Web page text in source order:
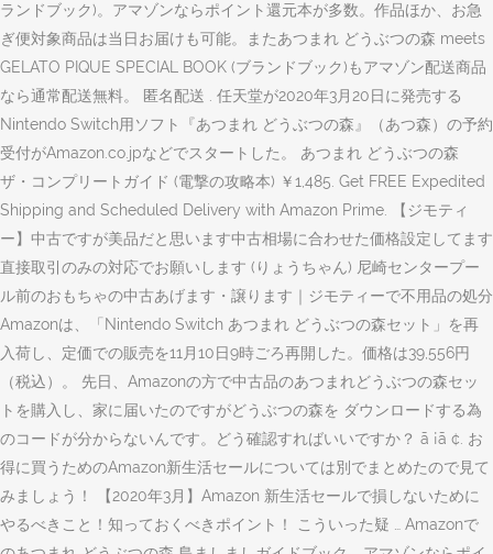
ランドブック)。アマゾンならポイント還元本が多数。作品ほか、お急
ぎ便対象商品は当日お届けも可能。またあつまれ どうぶつの森 meets
GELATO PIQUE SPECIAL BOOK (ブランドブック)もアマゾン配送商品
なら通常配送無料。 匿名配送 . 任天堂が2020年3月20日に発売する
Nintendo Switch用ソフト『あつまれ どうぶつの森』（あつ森）の予約
受付がAmazon.co.jpなどでスタートした。 あつまれ どうぶつの森
ザ・コンプリートガイド (電撃の攻略本) ￥1,485. Get FREE Expedited
Shipping and Scheduled Delivery with Amazon Prime. 【ジモティ
ー】中古ですが美品だと思います中古相場に合わせた価格設定してます
直接取引のみの対応でお願いします (りょうちゃん) 尼崎センタープー
ル前のおもちゃの中古あげます・譲ります｜ジモティーで不用品の処分
Amazonは、「Nintendo Switch あつまれ どうぶつの森セット」を再
入荷し、定価での販売を11月10日9時ごろ再開した。価格は39,556円
（税込）。 先日、Amazonの方で中古品のあつまれどうぶつの森セッ
トを購入し、家に届いたのですがどうぶつの森を ダウンロードする為
のコードが分からないんです。どう確認すればいいですか？ ã ¡ã ¢. お
得に買うためのAmazon新生活セールについては別でまとめたので見て
みましょう！ 【2020年3月】Amazon 新生活セールで損しないために
やるべきこと！知っておくべきポイント！ こういった疑 … Amazonで